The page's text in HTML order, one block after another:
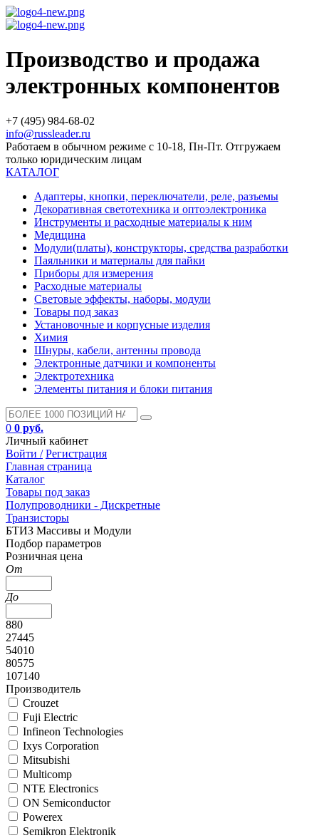
Производство и продажа
электронных компонентов
+7 (495) 984-68-02
info@russleader.ru
Работаем в обычном режиме с 10-18, Пн-Пт. Отгружаем
только юридическим лицам
КАТАЛОГ
Адаптеры, кнопки, переключатели, реле, разъемы
Декоративная светотехника и оптоэлектроника
Инструменты и расходные материалы к ним
Медицина
Модули(платы), конструкторы, средства разработки
Паяльники и материалы для пайки
Приборы для измерения
Расходные материалы
Световые эффекты, наборы, модули
Товары под заказ
Установочные и корпусные изделия
Химия
Шнуры, кабели, антенны провода
Электронные датчики и компоненты
Электротехника
Элементы питания и блоки питания
0 0 руб.
Личный кабинет
Войти / Регистрация
Главная страница
Каталог
Товары под заказ
Полупроводники - Дискретные
Транзисторы
БТИЗ Массивы и Модули
Подбор параметров
Розничная цена
От
До
880
27445
54010
80575
107140
Производитель
Crouzet
Fuji Electric
Infineon Technologies
Ixys Corporation
Mitsubishi
Multicomp
NTE Electronics
ON Semiconductor
Powerex
Semikron Elektronik